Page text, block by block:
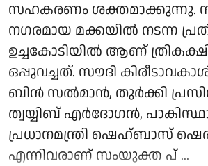
സഹകരണം ശക്തമാക്കുന്നു.
നഗരമായ മക്കയില്‍ നടന്ന
ഉച്ചകോടിയില്‍ ആണ്
ഒപ്പുവച്ചത്. സൗദി
ബിന്‍ സല്‍മാന്‍, തുര്‍ക്കി
ത്വയ്യിബ് എര്‍ദോഗന്‍,
പ്രധാനമന്ത്രി ഷെഹ്ബാസ്
എന്നിവരാണ് സംയുക്ത പ് ...